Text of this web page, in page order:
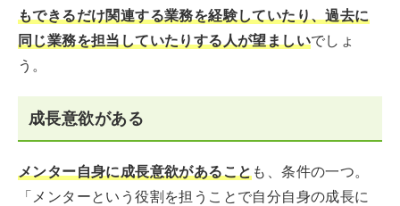
もできるだけ関連する業務を経験していたり、過去に
同じ業務を担当していたりする人が望ましいでしょ
う。
成長意欲がある
メンター自身に成長意欲があることも、条件の一つ。
「メンターという役割を担うことで自分自身の成長に